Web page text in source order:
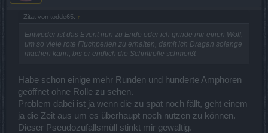
Zitat von todde65: ↑
Entweder ist das Event nun zu Ende oder ich grinde mir einen Wolf,
um so viele rote Fluchperlen zu erhalten, damit ich Dragan solange
machen kann, bis er endlich die Schriftrolle schmeißt
Habe schon einige mehr Runden und hunderte Amphoren
geöffnet ohne Rolle zu sehen.
Problem dabei ist ja wenn die zu spät noch fällt, geht einem
ja die Zeit aus um es überhaupt noch nutzen zu können.
Dieser Pseudozufallsmüll stinkt mir gewaltig.